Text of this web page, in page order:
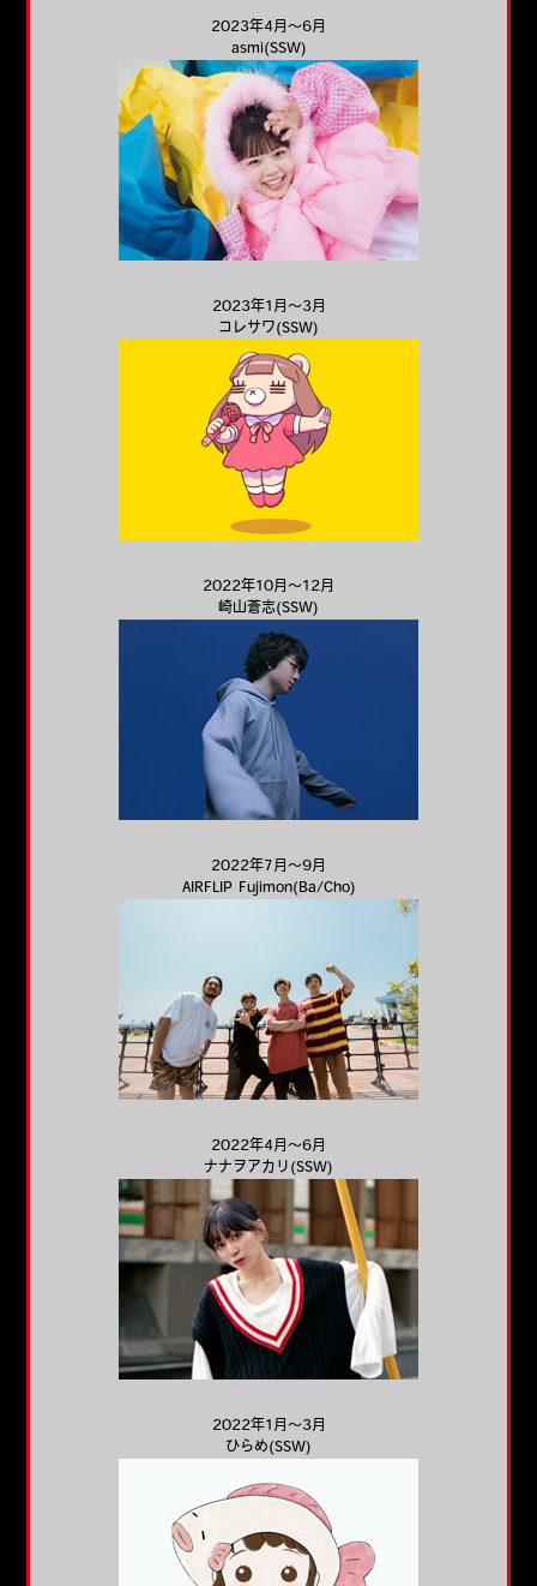
2023年4月～6月
asmi(SSW)
2023年1月～3月
コレサワ(SSW)
2022年10月～12月
崎山蒼志(SSW)
2022年7月～9月
AIRFLIP Fujimon(Ba/Cho)
2022年4月～6月
ナナヲアカリ(SSW)
2022年1月～3月
ひらめ(SSW)